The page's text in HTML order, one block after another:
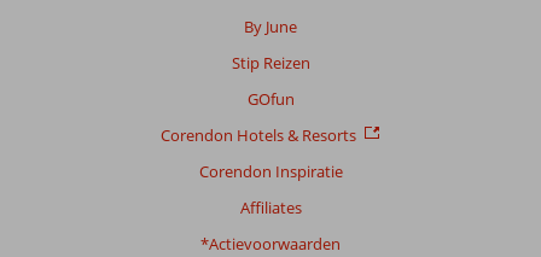
By June
Stip Reizen
GOfun
Corendon Hotels & Resorts
Corendon Inspiratie
Affiliates
*Actievoorwaarden